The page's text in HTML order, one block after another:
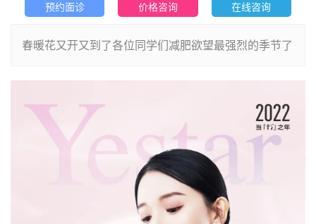
预约面诊 价格咨询 在线咨询
春暖花又开又到了各位同学们减肥欲望最强烈的季节了